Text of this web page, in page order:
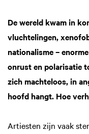
De wereld kwam in
vluchtelingen,
nationalisme –
onrust en polarisatie
zich machteloos, in
hoofd hangt. Hoe
Artiesten zijn vaak